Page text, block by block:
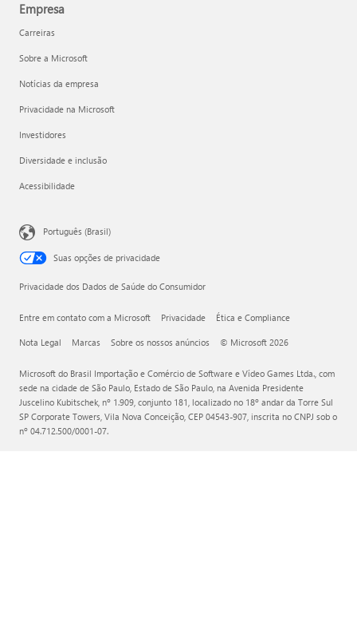
Empresa
Carreiras
Sobre a Microsoft
Notícias da empresa
Privacidade na Microsoft
Investidores
Diversidade e inclusão
Acessibilidade
Português (Brasil)
Suas opções de privacidade
Privacidade dos Dados de Saúde do Consumidor
Entre em contato com a Microsoft Privacidade Ética e Compliance
Nota Legal Marcas Sobre os nossos anúncios © Microsoft 2026
Microsoft do Brasil Importação e Comércio de Software e Vídeo Games Ltda., com
sede na cidade de São Paulo, Estado de São Paulo, na Avenida Presidente
Juscelino Kubitschek, nº 1.909, conjunto 181, localizado no 18º andar da Torre Sul
SP Corporate Towers, Vila Nova Conceição, CEP 04543-907, inscrita no CNPJ sob o
nº 04.712.500/0001-07.